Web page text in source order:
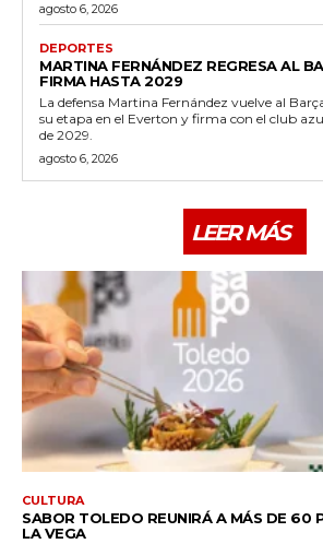
agosto 6, 2026
DEPORTES
MARTINA FERNÁNDEZ REGRESA AL
FIRMA HASTA 2029
La defensa Martina Fernández vuelve al
su etapa en el Everton y firma con el club
de 2029.
agosto 6, 2026
LEER MÁS
CULTURA
SABOR TOLEDO REUNIRÁ A MÁS DE 60
LA VEGA